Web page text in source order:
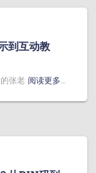
到互动教
张老 阅读更多…